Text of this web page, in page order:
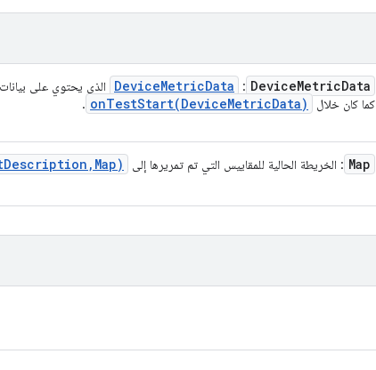
DeviceMetricData
:
DeviceMetricData
الذي يحتوي على
كما كان خلال
onTestStart(DeviceMetricData)
.
Map : الخريطة الحالية للمقاييس التي تم تمريرها إلى Description , Map)